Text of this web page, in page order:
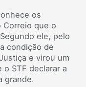
os
Correio que o
ele, pelo
condição de
e virou um
o STF declarar a
grande.